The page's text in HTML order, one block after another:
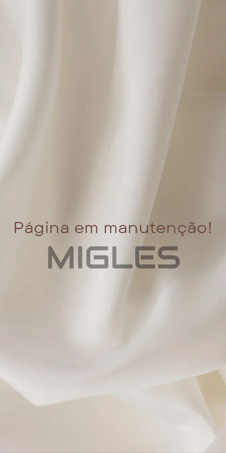
Página em manutenção!